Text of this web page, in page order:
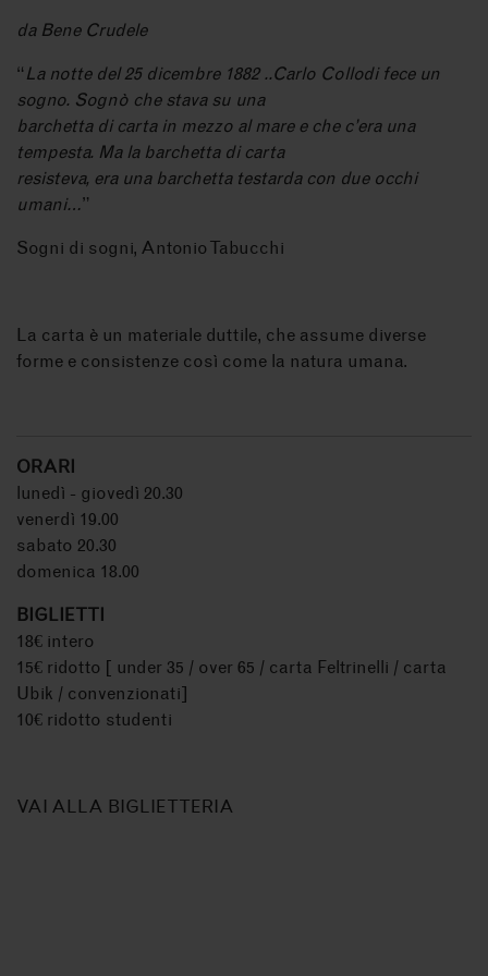
da Bene Crudele
“ La notte del 25 dicembre 1882 ..Carlo Collodi fece un
sogno. Sognò che stava su una
barchetta di carta in mezzo al mare e che c’era una
tempesta. Ma la barchetta di carta
resisteva, era una barchetta testarda con due occhi
umani…”
Sogni di sogni, Antonio Tabucchi
La carta è un materiale duttile, che assume diverse
forme e consistenze così come la natura umana.
ORARI
lunedì - giovedì 20.30
venerdì 19.00
sabato 20.30
domenica 18.00
BIGLIETTI
18€ intero
15€ ridotto [ under 35 / over 65 / carta Feltrinelli / carta
Ubik / convenzionati]
10€ ridotto studenti
VAI ALLA BIGLIETTERIA